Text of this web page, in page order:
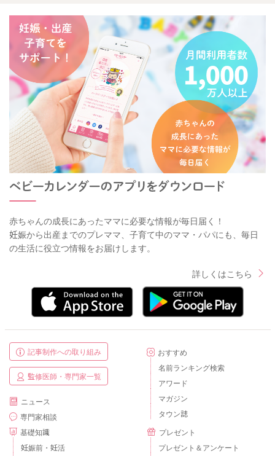
赤ちゃんの成長にあったママに必要な情報が毎日届く！
妊娠から出産までのプレママ、子育て中のママ・パパにも、毎日
の生活に役立つ情報をお届けします。
詳しくはこちら
記事制作への取り組み
監修医師・専門家一覧
ニュース
専門家相談
基礎知識
妊娠前・妊活
おすすめ
名前ランキング検索
アワード
マガジン
タウン誌
プレゼント
プレゼント＆アンケート